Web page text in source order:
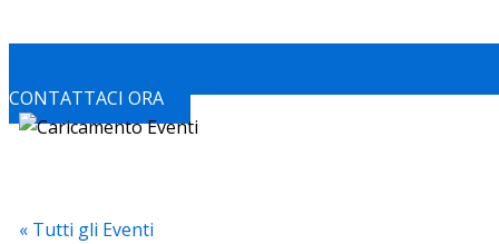
CONTATTACI ORA
« Tutti gli Eventi